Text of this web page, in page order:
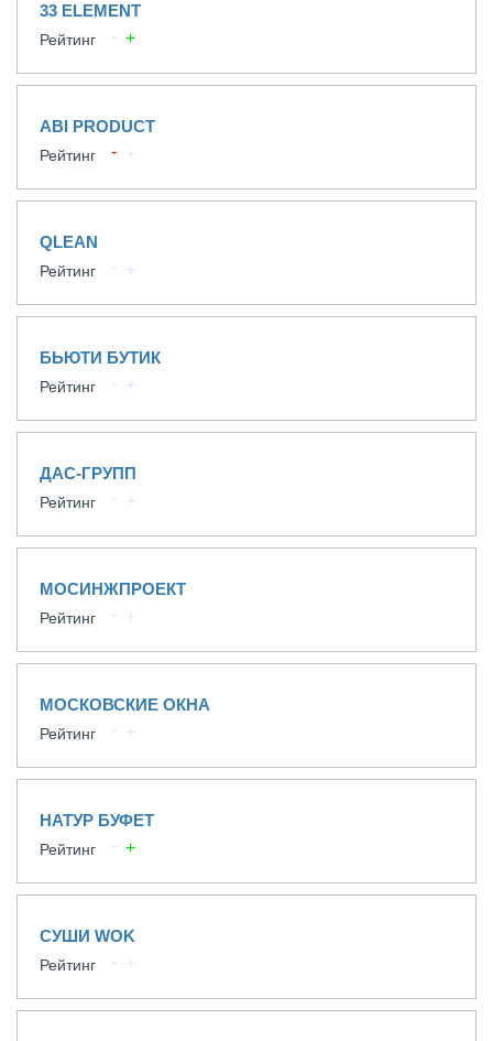
33 ELEMENT
Рейтинг
ABI PRODUCT
Рейтинг
QLEAN
Рейтинг
БЬЮТИ БУТИК
Рейтинг
ДАС-ГРУПП
Рейтинг
МОСИНЖПРОЕКТ
Рейтинг
МОСКОВСКИЕ ОКНА
Рейтинг
НАТУР БУФЕТ
Рейтинг
СУШИ WOK
Рейтинг